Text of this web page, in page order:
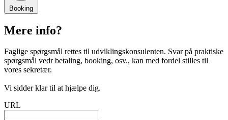
Booking
Mere info?
Faglige spørgsmål rettes til udviklingskonsulenten. Svar på praktiske
spørgsmål vedr betaling, booking, osv., kan med fordel stilles til
vores sekretær.
Vi sidder klar til at hjælpe dig.
URL